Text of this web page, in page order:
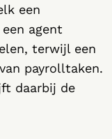
een
agent
terwijl een
payrolltaken.
daarbij de